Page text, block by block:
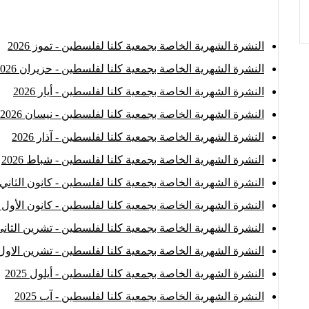
النشرة الشهرية الخاصة بجمعية كلنا لفلسطين - تموز 2026
النشرة الشهرية الخاصة بجمعية كلنا لفلسطين - حزيران 2026
النشرة الشهرية الخاصة بجمعية كلنا لفلسطين - أيار 2026
النشرة الشهرية الخاصة بجمعية كلنا لفلسطين - نيسان 2026
النشرة الشهرية الخاصة بجمعية كلنا لفلسطين - آذار 2026
النشرة الشهرية الخاصة بجمعية كلنا لفلسطين - شباط 2026
النشرة الشهرية الخاصة بجمعية كلنا لفلسطين - كانون الثاني2026
النشرة الشهرية الخاصة بجمعية كلنا لفلسطين - كانون الأول
النشرة الشهرية الخاصة بجمعية كلنا لفلسطين - تشرين الثاني
النشرة الشهرية الخاصة بجمعية كلنا لفلسطين - تشرين الاول
النشرة الشهرية الخاصة بجمعية كلنا لفلسطين - أيلول 2025
النشرة الشهرية الخاصة بجمعية كلنا لفلسطين - آب 2025